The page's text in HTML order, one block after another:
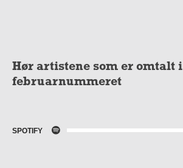
Hør artistene som er omtalt i
februarnummeret
SPOTIFY